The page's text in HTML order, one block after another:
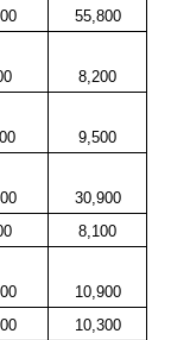
55,800
8,200
9,500
30,900
8,100
10,900
10,300